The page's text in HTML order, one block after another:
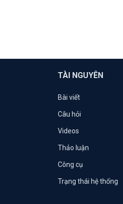
TÀI NGUYÊN
Bài viết
Câu hỏi
Videos
Thảo luận
Công cụ
Trạng thái hệ thống